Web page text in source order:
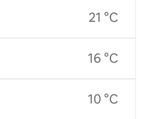
21 °C
16 °C
10 °C